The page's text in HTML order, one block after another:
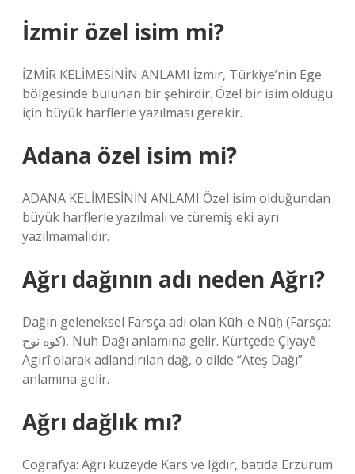
İzmir özel isim mi?
İZMİR KELİMESİNİN ANLAMI İzmir, Türkiye’nin Ege
bölgesinde bulunan bir şehirdir. Özel bir isim olduğu
için büyük harflerle yazılması gerekir.
Adana özel isim mi?
ADANA KELİMESİNİN ANLAMI Özel isim olduğundan
büyük harflerle yazılmalı ve türemiş eki ayrı
yazılmamalıdır.
Ağrı dağının adı neden Ağrı?
Dağın geleneksel Farsça adı olan Kūh-e Nūḥ (Farsça:
کوه نوح), Nuh Dağı anlamına gelir. Kürtçede Çiyayê
Agirî olarak adlandırılan dağ, o dilde “Ateş Dağı”
anlamına gelir.
Ağrı dağlık mı?
Coğrafya: Ağrı kuzeyde Kars ve Iğdır, batıda Erzurum